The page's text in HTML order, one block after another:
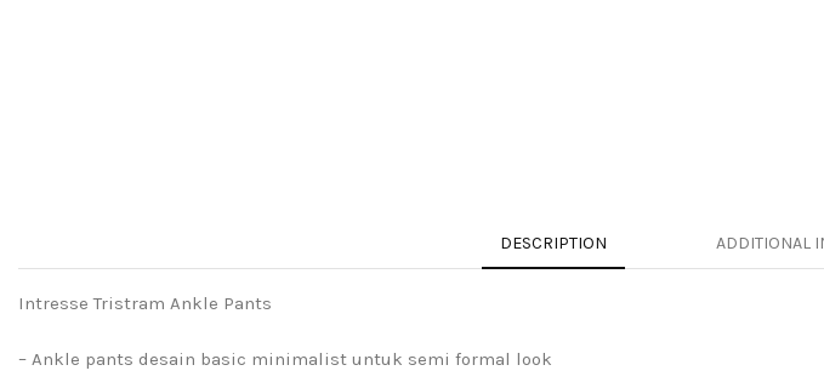
DESCRIPTION ADDITIONAL
Intresse Tristram Ankle Pants
– Ankle pants desain basic minimalist untuk semi formal look